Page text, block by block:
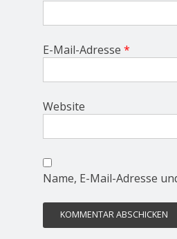
E-Mail-Adresse *
Website
Name, E-Mail-Adresse